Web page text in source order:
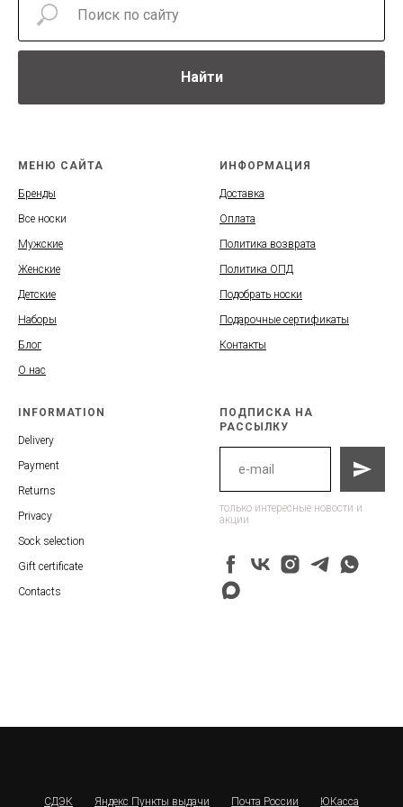
Найти
МЕНЮ САЙТА
Бренды
Все носки
Мужские
Женские
Детские
Наборы
Блог
О нас
ИНФОРМАЦИЯ
Доставка
Оплата
Политика возврата
Политика ОПД
Подобрать носки
Подарочные сертификаты
Контакты
INFORMATION
Delivery
Payment
Returns
Privacy
Sock selection
Gift certificate
Contacts
ПОДПИСКА НА
РАССЫЛКУ
только интересные новости и
акции
СДЭК Яндекс Пункты выдачи Почта России ЮКасса